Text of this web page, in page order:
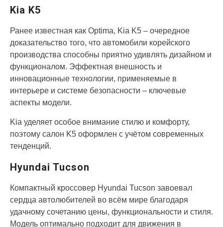
Kia K5
Ранее известная как Optima, Kia K5 – очередное
доказательство того, что автомобили корейского
производства способны приятно удивлять дизайном и
функционалом. Эффектная внешность и
инновационные технологии, применяемые в
интерьере и системе безопасности – ключевые
аспекты модели.
Kia уделяет особое внимание стилю и комфорту,
поэтому салон K5 оформлен с учётом современных
тенденций.
Hyundai Tucson
Компактный кроссовер Hyundai Tucson завоевал
сердца автолюбителей во всём мире благодаря
удачному сочетанию цены, функциональности и стиля.
Модель оптимально подходит для движения в